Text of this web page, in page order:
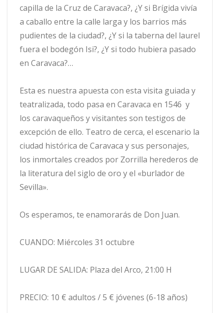
capilla de la Cruz de Caravaca?, ¿Y si Brígida vivía
a caballo entre la calle larga y los barrios más
pudientes de la ciudad?, ¿Y si la taberna del laurel
fuera el bodegón Isi?, ¿Y si todo hubiera pasado
en Caravaca?…
Esta es nuestra apuesta con esta visita guiada y
teatralizada, todo pasa en Caravaca en 1546 y
los caravaqueños y visitantes son testigos de
excepción de ello. Teatro de cerca, el escenario la
ciudad histórica de Caravaca y sus personajes,
los inmortales creados por Zorrilla herederos de
la literatura del siglo de oro y el «burlador de
Sevilla».
Os esperamos, te enamorarás de Don Juan.
CUANDO: Miércoles 31 octubre
LUGAR DE SALIDA: Plaza del Arco, 21:00 H
PRECIO: 10 € adultos / 5 € jóvenes (6-18 años)